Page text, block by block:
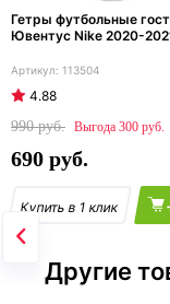
Гетры футбольные
Ювентус Nike 2020-
113504
4.88
990
300
690
Другие